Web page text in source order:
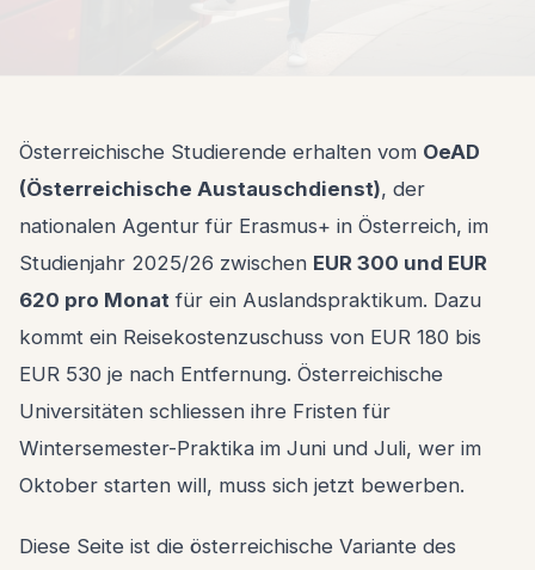
Österreichische Studierende erhalten vom OeAD
(Österreichische Austauschdienst), der
nationalen Agentur für Erasmus+ in Österreich, im
Studienjahr 2025/26 zwischen EUR 300 und EUR
620 pro Monat für ein Auslandspraktikum. Dazu
kommt ein Reisekostenzuschuss von EUR 180 bis
EUR 530 je nach Entfernung. Österreichische
Universitäten schliessen ihre Fristen für
Wintersemester-Praktika im Juni und Juli, wer im
Oktober starten will, muss sich jetzt bewerben.
Diese Seite ist die österreichische Variante des